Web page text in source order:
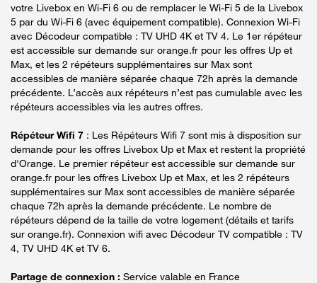
votre Livebox en Wi-Fi 6 ou de remplacer le Wi-Fi 5 de la Livebox
5 par du Wi-Fi 6 (avec équipement compatible). Connexion Wi-Fi
avec Décodeur compatible : TV UHD 4K et TV 4. Le 1er répéteur
est accessible sur demande sur orange.fr pour les offres Up et
Max, et les 2 répéteurs supplémentaires sur Max sont
accessibles de manière séparée chaque 72h après la demande
précédente. L’accès aux répéteurs n’est pas cumulable avec les
répéteurs accessibles via les autres offres.
Répéteur Wifi 7 : Les Répéteurs Wifi 7 sont mis à disposition sur
demande pour les offres Livebox Up et Max et restent la propriété
d'Orange. Le premier répéteur est accessible sur demande sur
orange.fr pour les offres Livebox Up et Max, et les 2 répéteurs
supplémentaires sur Max sont accessibles de manière séparée
chaque 72h après la demande précédente. Le nombre de
répéteurs dépend de la taille de votre logement (détails et tarifs
sur orange.fr). Connexion wifi avec Décodeur TV compatible : TV
4, TV UHD 4K et TV 6.
Partage de connexion : Service valable en France